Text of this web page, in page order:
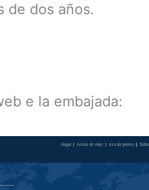
de dos años.
e la embajada: